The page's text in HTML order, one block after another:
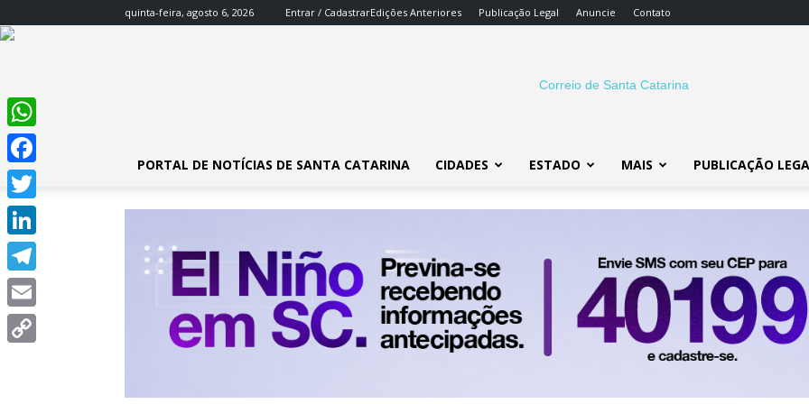
quinta-feira, agosto 6, 2026 Entrar / CadastrarEdições Anteriores Publicação Legal Anuncie Contato
SC
PORTAL DE NOTÍCIAS DE SANTA CATARINA CIDADES ESTADO MAIS PUBLICAÇÃO
WhatsApp
Facebook
Twitter
LinkedIn
Telegram
Email